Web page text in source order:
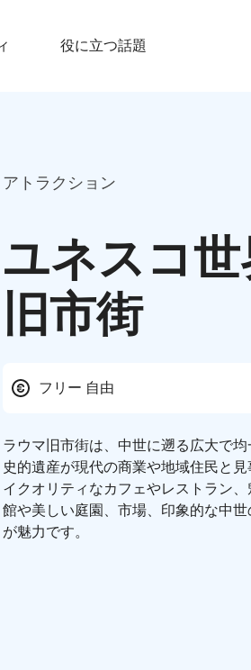
役に立つ話題
アトラクション
ユネスコ
旧市街
フリー 自由
ラウマ旧市街は、中世に遡る広大で
史的遺産が現代の商業や地域住民と
イクオリティなカフェやレストラン
館や美しい庭園、市場、印象的な中
が魅力です。